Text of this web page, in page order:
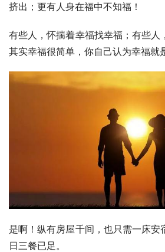
挤出；更有人身在福中不知福！
有些人，怀揣着幸福找幸福；有些人
其实幸福很简单，你自己认为幸福就
是啊！纵有房屋千间，也只需一床安
日三餐已足。